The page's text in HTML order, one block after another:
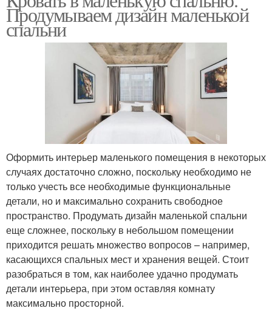
Продумываем дизайн маленькой
спальни
Оформить интерьер маленького помещения в некоторых
случаях достаточно сложно, поскольку необходимо не
только учесть все необходимые функциональные
детали, но и максимально сохранить свободное
пространство. Продумать дизайн маленькой спальни
еще сложнее, поскольку в небольшом помещении
приходится решать множество вопросов – например,
касающихся спальных мест и хранения вещей. Стоит
разобраться в том, как наиболее удачно продумать
детали интерьера, при этом оставляя комнату
максимально просторной.